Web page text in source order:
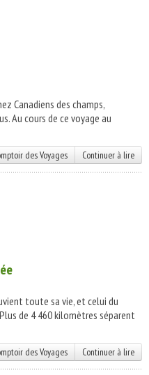
Canadiens des champs,
Au cours de ce voyage au
des Voyages Continuer à lire
toute sa vie, et celui du
de 4 460 kilomètres séparent
des Voyages Continuer à lire